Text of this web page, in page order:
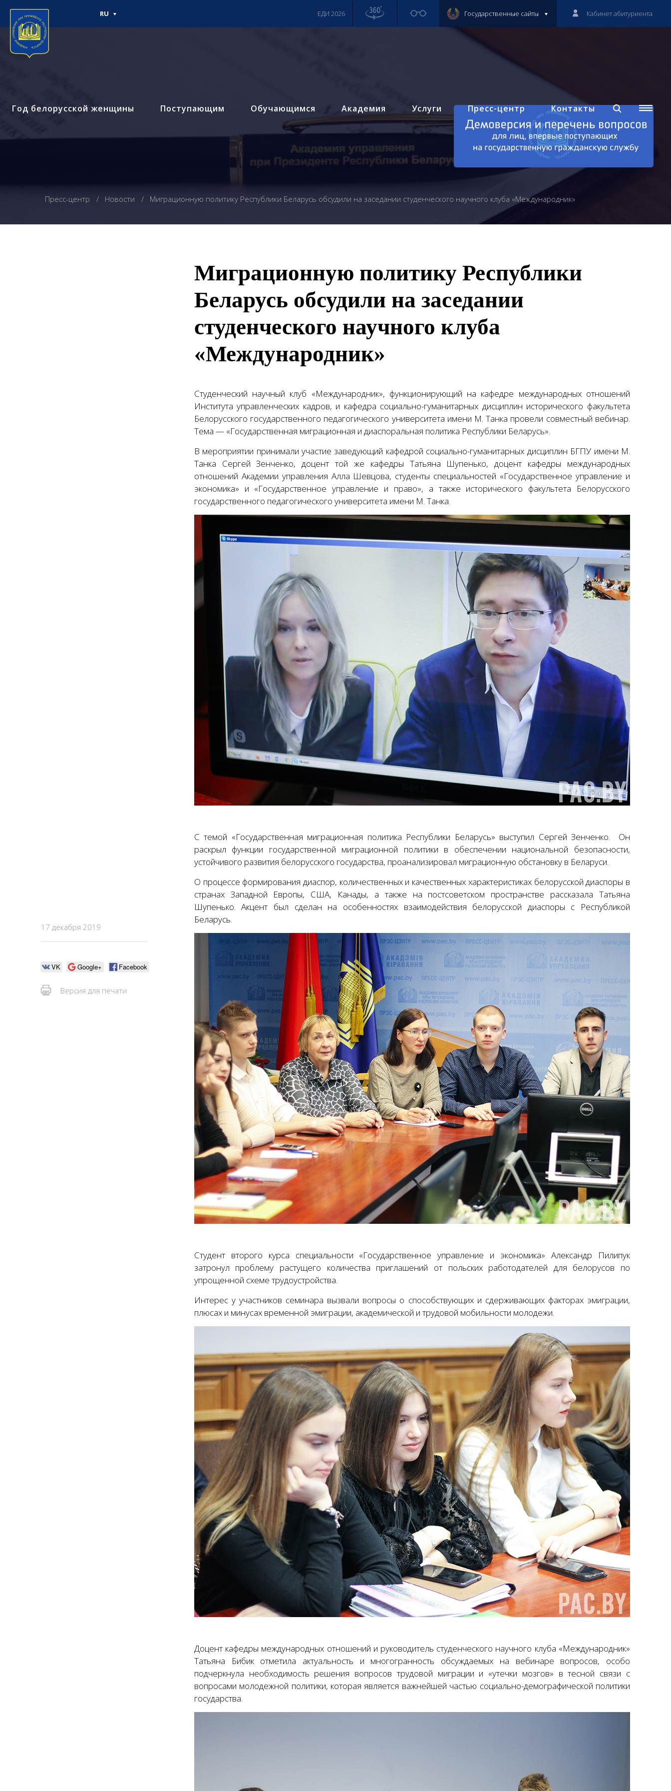
Год белорусской женщины Поступающим Обучающимся Академия Услуги Пресс-центр Контакты
RU ЕДИ 2026 Государственные сайты Кабинет абитуриента
Пресс-центр Новости Миграционную политику Республики Беларусь обсудили на заседании студенческого научного клуба «Международник»
17 декабря 2019
VK Google+ Facebook
Версия для печати
Миграционную политику Республики
Беларусь обсудили на заседании
студенческого научного клуба
«Международник»
Студенческий научный клуб «Международник», функционирующий на кафедре международных отношений
Института управленческих кадров, и кафедра социально-гуманитарных дисциплин исторического факультета
Белорусского государственного педагогического университета имени М. Танка провели совместный вебинар.
Тема — «Государственная миграционная и диаспоральная политика Республики Беларусь».
В мероприятии принимали участие заведующий кафедрой социально-гуманитарных дисциплин БГПУ имени М.
Танка Сергей Зенченко, доцент той же кафедры Татьяна Шупенько, доцент кафедры международных
отношений Академии управления Алла Шевцова, студенты специальностей «Государственное управление и
экономика» и «Государственное управление и право», а также исторического факультета Белорусского
государственного педагогического университета имени М. Танка.
С темой «Государственная миграционная политика Республики Беларусь» выступил Сергей Зенченко. Он
раскрыл функции государственной миграционной политики в обеспечении национальной безопасности,
устойчивого развития белорусского государства, проанализировал миграционную обстановку в Беларуси.
О процессе формирования диаспор, количественных и качественных характеристиках белорусской диаспоры в
странах Западной Европы, США, Канады, а также на постсоветском пространстве рассказала Татьяна
Шупенько. Акцент был сделан на особенностях взаимодействия белорусской диаспоры с Республикой
Беларусь.
Студент второго курса специальности «Государственное управление и экономика» Александр Пилипук
затронул проблему растущего количества приглашений от польских работодателей для белорусов по
упрощенной схеме трудоустройства.
Интерес у участников семинара вызвали вопросы о способствующих и сдерживающих факторах эмиграции,
плюсах и минусах временной эмиграции, академической и трудовой мобильности молодежи.
Доцент кафедры международных отношений и руководитель студенческого научного клуба «Международник»
Татьяна Бибик отметила актуальность и многогранность обсуждаемых на вебинаре вопросов, особо
подчеркнула необходимость решения вопросов трудовой миграции и «утечки мозгов» в тесной связи с
вопросами молодежной политики, которая является важнейшей частью социально-демографической политики
государства.